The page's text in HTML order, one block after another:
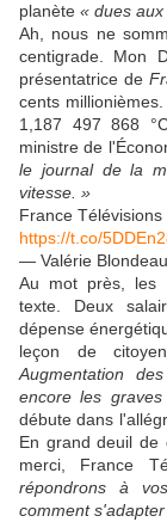
planète « dues
Ah, nous ne
centigrade. Mon
présentatrice de
cents
1,187 497 868
ministre de
le journal de la
vitesse. »
France
https://t.co/
— Valérie
Au mot près, les
texte. Deux
dépense
leçon de
Augmentation
encore les
débute dans
En grand deuil de
merci, France
répondrons à
comment